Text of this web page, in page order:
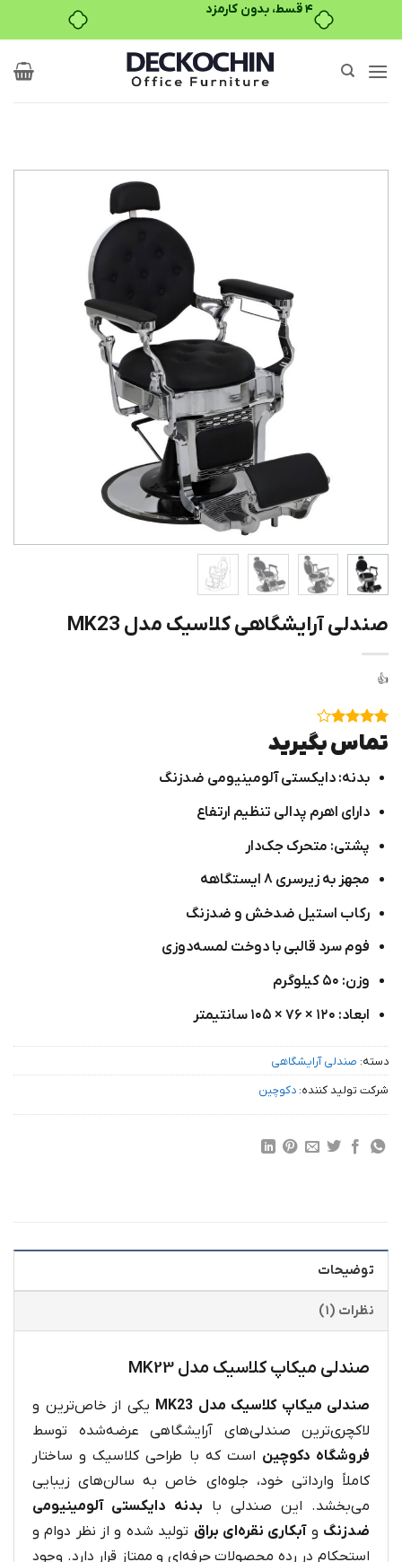
۴ قسط، بدون کارمزد
صندلی آرایشگاهی کلاسیک مدل MK23
امتیاز
از ۵
۱
مشتری
تماس بگیرید
بدنه: دایکستی آلومینیومی ضدزنگ
دارای اهرم پدالی تنظیم ارتفاع
پشتی: متحرک جک‌دار
مجهز به زیرسری ۸ ایستگاهه
رکاب استیل ضدخش و ضدزنگ
فوم سرد قالبی با دوخت لمسه‌دوزی
وزن: ۵۰ کیلوگرم
ابعاد: ۱۲۰ × ۷۶ × ۱۰۵ سانتیمتر
دسته: صندلی آرایشگاهی
شرکت تولید کننده: دکوچین
توضیحات
نظرات (۱)
صندلی میکاپ کلاسیک مدل MK23
صندلی میکاپ کلاسیک مدل MK23
یکی از خاص‌ترین و
لاکچری‌ترین صندلی‌های آرایشگاهی عرضه‌شده توسط
فروشگاه دکوچین است که با طراحی کلاسیک و ساختار
کاملاً وارداتی خود، جلوه‌ای خاص به سالن‌های زیبایی
می‌بخشد. این صندلی با بدنه دایکستی آلومینیومی
ضدزنگ وآبکاری نقره‌ای براق تولید شده و از نظر دوام و
استحکام در رده محصولات حرفه‌ای و ممتاز قرار دارد. وجود